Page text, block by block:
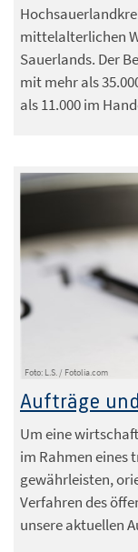
mittelalterlichen
Sauerlands. Der
mit mehr als
als 11.000 im
Foto: L.S. / Fotolia.com
Aufträge
Um eine
im Rahmen eines
gewährleisten,
Verfahren des
unsere aktuellen